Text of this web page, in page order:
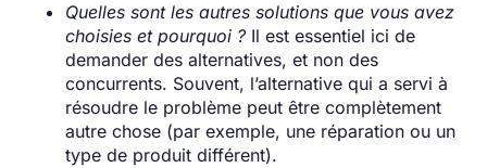
Quelles sont les autres solutions que vous avez
choisies et pourquoi ? Il est essentiel ici de
demander des alternatives, et non des
concurrents. Souvent, l’alternative qui a servi à
résoudre le problème peut être complètement
autre chose (par exemple, une réparation ou un
type de produit différent).